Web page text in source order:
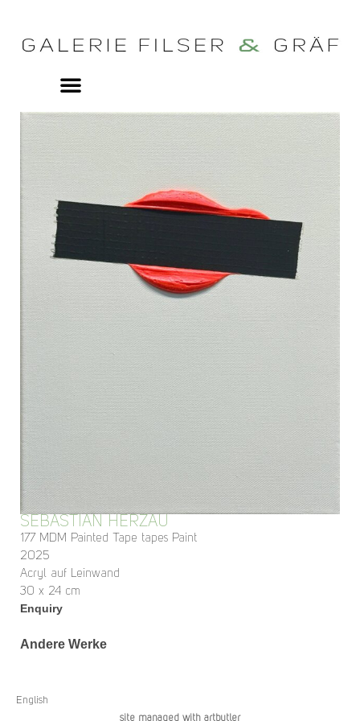
SEBASTIAN HERZAU
177 MDM Painted Tape tapes Paint
2025
Acryl auf Leinwand
30 x 24 cm
Enquiry
Andere Werke
English
site managed with artbutler